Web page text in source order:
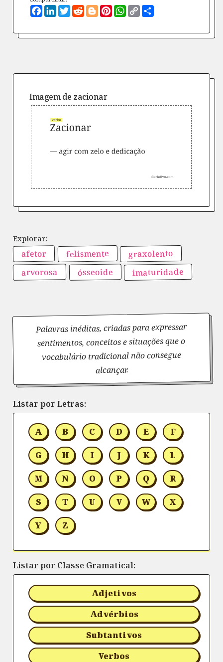
Facebook
LinkedIn
TwitterRedditBloggerPinterest
WhatsApp
Copy
Link
Imagem de zacionar
afetor felismente graxolento
arvorosa ósseoide imaturidade
Palavras inéditas, criadas para expressar
sentimentos, conceitos e situações que o
vocabulário tradicional não consegue
alcançar.
Listar por Letras:
A B C D E F
G H I J K L
M N O P Q R
S T U V W X
Y Z
Listar por Classe Gramatical:
Adjetivos
Advérbios
Subtantivos
Verbos